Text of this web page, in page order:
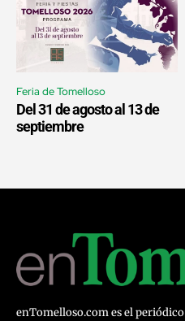
Feria de Tomelloso
Del 31 de agosto al 13 de
septiembre
enTomelloso.com es el